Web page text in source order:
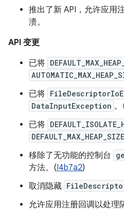
推出了新 API，允许应用
溃。
API 变更
已将
已将
DataInputException
已将
DEFAULT_MAX_HEAP_SIZE
移除了无功能的控制台
方法。(I4b7a2)
取消隐藏
允许应用注册回调以处理